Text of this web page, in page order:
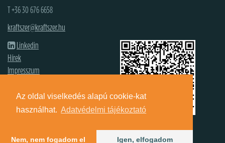
Az oldal viselkedés alapú cookie-kat
használhat. Adatvédelmi tájékoztató
Nem, nem fogadom el Igen, elfogadom
T +36 30 676 6658
kraftszer@kraftszer.hu
Linkedin
Hírek
Impresszum
Cookie beállítások
www.kraft-group.hu